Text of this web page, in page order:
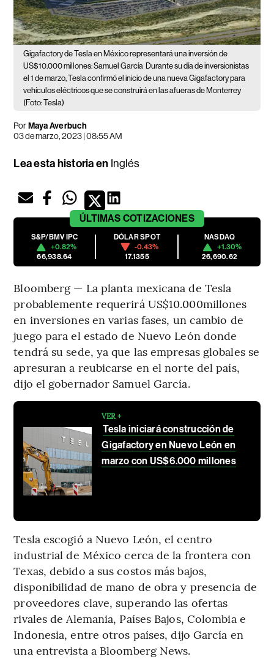
Gigafactory de Tesla en México representará una inversión de
US$10.000 millones: Samuel García Durante su día de inversionistas
el 1 de marzo, Tesla confirmó el inicio de una nueva Gigafactory para
vehículos eléctricos que se construirá en las afueras de Monterrey
(Foto: Tesla)
PorMaya Averbuch
03 de marzo, 2023 | 08:55 AM
Lea esta historia en Inglés
ÚLTIMAS COTIZACIONES
S&P/BMV IPC
+0.82%
66,938.64
DÓLAR SPOT
-0.43%
17.1355
NASDAQ
+1.30%
26,690.62
Bloomberg — La planta mexicana de Tesla
probablemente requerirá US$10.000millones
en inversiones en varias fases, un cambio de
juego para el estado de Nuevo León donde
tendrá su sede, ya que las empresas globales se
apresuran a reubicarse en el norte del país,
dijo el gobernador Samuel García.
VER +
Tesla iniciará construcción de
Gigafactory en Nuevo León en
marzo con US$6.000 millones
Tesla escogió a Nuevo León, el centro
industrial de México cerca de la frontera con
Texas, debido a sus costos más bajos,
disponibilidad de mano de obra y presencia de
proveedores clave, superando las ofertas
rivales de Alemania, Países Bajos, Colombia e
Indonesia, entre otros países, dijo García en
una entrevista a Bloomberg News.